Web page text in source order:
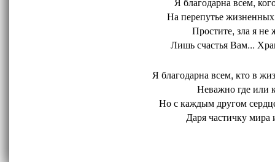
На перепутье
Простите, зла я не
Лишь счастья Вам...
Я благодарна всем, кто в
Неважно где или
Но с каждым другом
Даря частичку мира